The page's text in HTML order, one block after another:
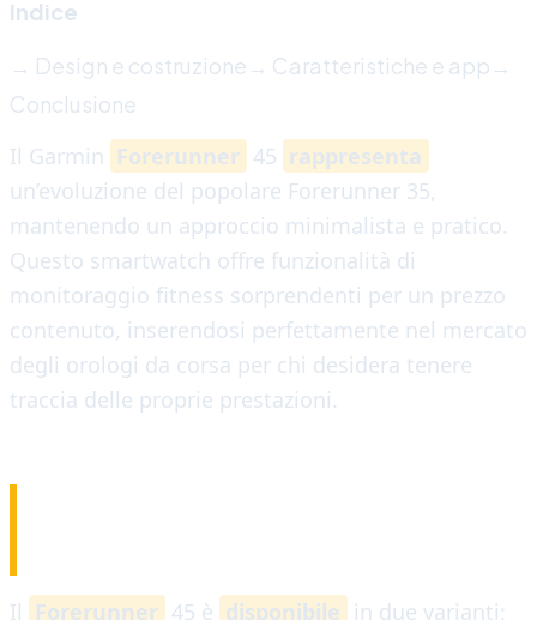
Indice
→ Design e costruzione → Caratteristiche e app →
Conclusione
Il Garmin Forerunner 45 rappresenta
un’evoluzione del popolare Forerunner 35,
mantenendo un approccio minimalista e pratico.
Questo smartwatch offre funzionalità di
monitoraggio fitness sorprendenti per un prezzo
contenuto, inserendosi perfettamente nel mercato
degli orologi da corsa per chi desidera tenere
traccia delle proprie prestazioni.
Il Forerunner 45 è disponibile in due varianti: